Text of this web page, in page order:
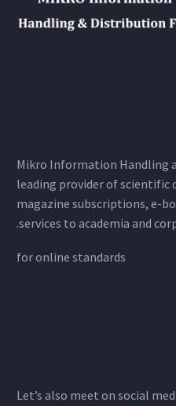
Mikro Information Handling
leading provider of scientific
magazine subscriptions, e-
services to academia and
foronline standards
Let’s also meet on social